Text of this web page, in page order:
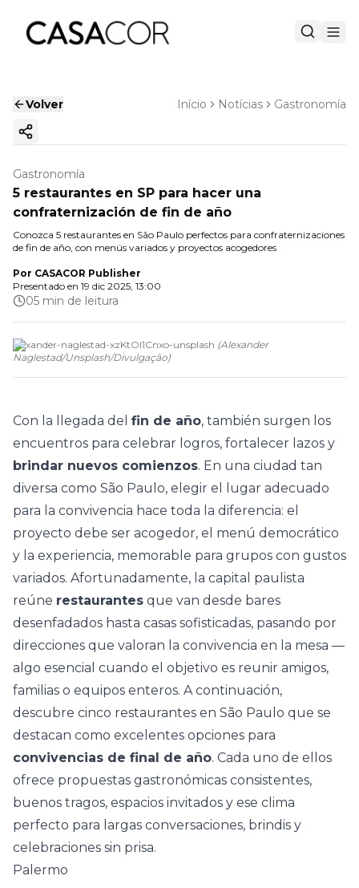
Volver Início Notícias Gastronomía
Copiar enlace
Gastronomía
5 restaurantes en SP para hacer una
confraternización de fin de año
Conozca 5 restaurantes en São Paulo perfectos para confraternizaciones
de fin de año, con menús variados y proyectos acogedores
Por CASACOR Publisher
Presentado en 19 dic 2025, 13:00
05 min de leitura
alexander-naglestad-xzKtOI1Cnxo-unsplash (Alexander
Naglestad/Unsplash/Divulgação)
Con la llegada del fin de año, también surgen los
encuentros para celebrar logros, fortalecer lazos y
brindar nuevos comienzos. En una ciudad tan
diversa como São Paulo, elegir el lugar adecuado
para la convivencia hace toda la diferencia: el
proyecto debe ser acogedor, el menú democrático
y la experiencia, memorable para grupos con gustos
variados. Afortunadamente, la capital paulista
reúne restaurantes que van desde bares
desenfadados hasta casas sofisticadas, pasando por
direcciones que valoran la convivencia en la mesa —
algo esencial cuando el objetivo es reunir amigos,
familias o equipos enteros. A continuación,
descubre cinco restaurantes en São Paulo que se
destacan como excelentes opciones para
convivencias de final de año. Cada uno de ellos
ofrece propuestas gastronómicas consistentes,
buenos tragos, espacios invitados y ese clima
perfecto para largas conversaciones, brindis y
celebraciones sin prisa.
Palermo